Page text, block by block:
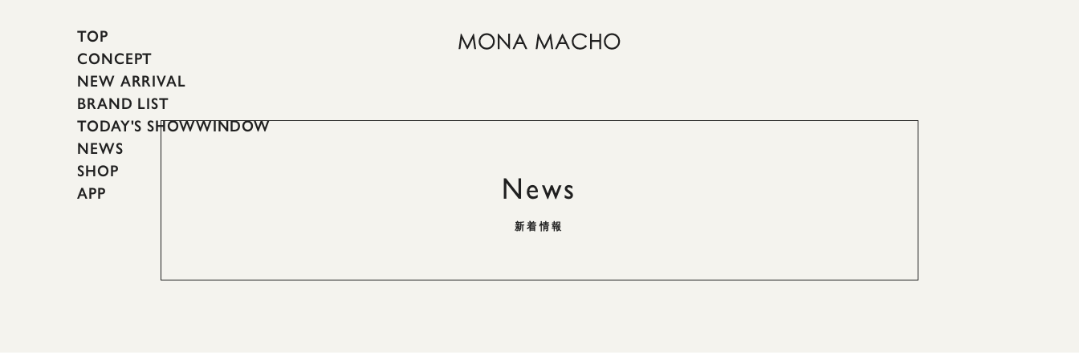
TOP
CONCEPT
NEW ARRIVAL
BRAND LIST
TODAY'S SHOWWINDOW
NEWS
SHOP
APP
News
新着情報